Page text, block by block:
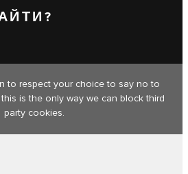
to respect your choice to say no to
is the only way we can block third
party cookies.